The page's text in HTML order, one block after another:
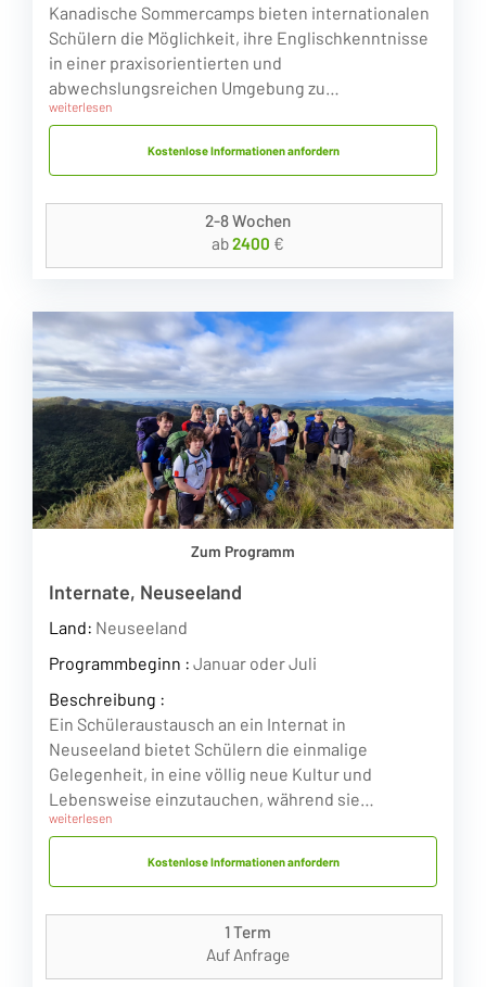
Kanadische Sommercamps bieten internationalen
Schülern die Möglichkeit, ihre Englischkenntnisse
in einer praxisorientierten und
abwechslungsreichen Umgebung zu…
weiterlesen
Kostenlose Informationen anfordern
2-8 Wochen
ab2400 €
Zum Programm
Internate, Neuseeland
Land: Neuseeland
Programmbeginn : Januar oder Juli
Beschreibung :
Ein Schüleraustausch an ein Internat in
Neuseeland bietet Schülern die einmalige
Gelegenheit, in eine völlig neue Kultur und
Lebensweise einzutauchen, während sie…
weiterlesen
Kostenlose Informationen anfordern
1 Term
Auf Anfrage